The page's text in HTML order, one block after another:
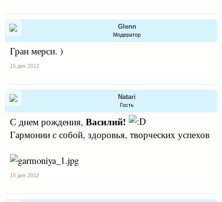
Glenn
Модератор
Гран мерси. )
15 дек 2012
Natari
Гость
С днем рождения, Василий!
Гармонии с собой, здоровья, творческих успехов
15 дек 2012